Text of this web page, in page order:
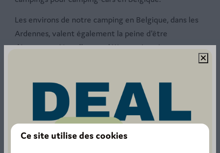
Les environs de notre camping en Belgique, dans les
Ardennes, valent également la peine d'être
découverts. Nous l'avons déjà mentionné : nos
luxuriante, de la belle culture et des nombreuses
activités de plein air. Vous ne vous ennuierez pas un
seul instant. Rendez-vous sur un emplacement de
camping-car en Belgique chez Petite Suisse !
Ce site utilise des cookies